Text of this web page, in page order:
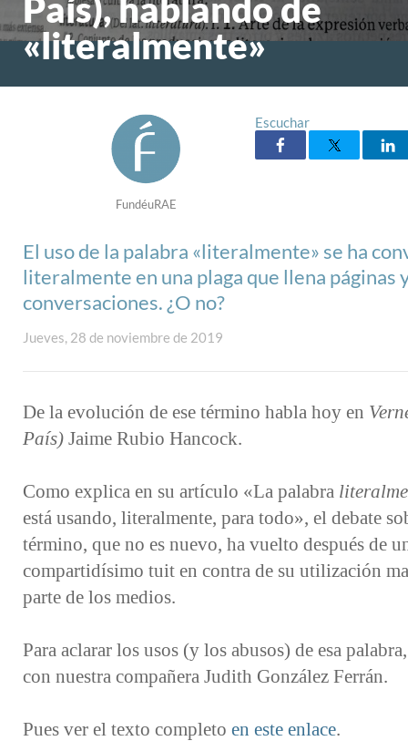
País), hablando de
«literalmente»
FundéuRAE
Escuchar
El uso de la palabra «literalmente» se ha
literalmente en una plaga que llena páginas
conversaciones. ¿O no?
Jueves, 28 de noviembre de 2019
De la evolución de ese término habla hoy en
País) Jaime Rubio Hancock.
Como explica en su artículo «La palabra
está usando, literalmente, para todo», el debate
término, que no es nuevo, ha vuelto después de
compartidísimo tuit en contra de su utilización
parte de los medios.
Para aclarar los usos (y los abusos) de esa
con nuestra compañera Judith González Ferrán.
Pues ver el texto completo en este enlace.